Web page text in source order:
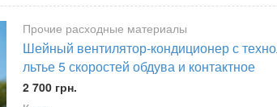
Прочие расходные материалы
Шейный вентилятор-кондиционер с
льтье 5 скоростей обдува и контактное
2 700 грн.